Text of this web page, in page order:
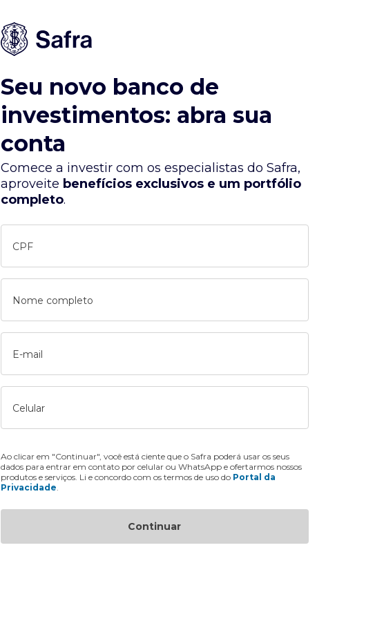
Seu novo banco de
investimentos: abra sua
conta
Comece a investir com os especialistas do Safra,
aproveite benefícios exclusivos e um portfólio
completo.
CPF
Nome completo
E-mail
Celular
Ao clicar em "Continuar", você está ciente que o Safra poderá usar os seus
dados para entrar em contato por celular ou WhatsApp e ofertarmos nossos
produtos e serviços. Li e concordo com os termos de uso do Portal da
Privacidade
Continuar